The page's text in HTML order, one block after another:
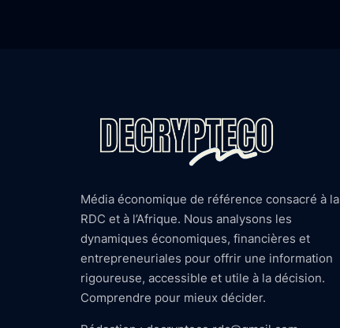
Média économique de référence consacré à la
RDC et à l’Afrique. Nous analysons les
dynamiques économiques, financières et
entrepreneuriales pour offrir une information
rigoureuse, accessible et utile à la décision.
Comprendre pour mieux décider.